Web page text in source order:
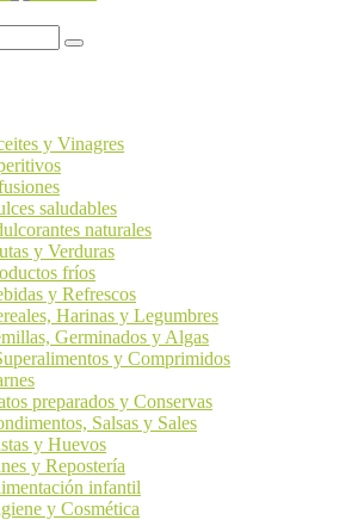
y Vinagres
saludables
naturales
y Verduras
fríos
y Refrescos
Harinas y Legumbres
Germinados y Algas
y Comprimidos
preparados y Conservas
Salsas y Sales
y Huevos
y Repostería
infantil
y Cosmética